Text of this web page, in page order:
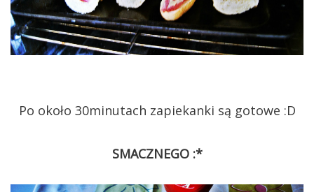
Po około 30minutach zapiekanki są gotowe :D
SMACZNEGO :*